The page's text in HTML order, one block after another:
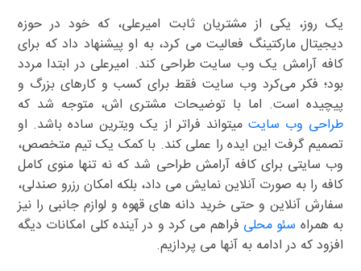
یک روز، یکی از مشتریان ثابت امیرعلی، که خود در حوزه
دیجیتال مارکتینگ فعالیت می کرد، به او پیشنهاد داد که برای
کافه آرامش یک وب سایت طراحی کند. امیرعلی در ابتدا مردد
بود؛ فکر می‌کرد وب سایت فقط برای کسب و کارهای بزرگ و
پیچیده است. اما با توضیحات مشتری اش، متوجه شد که
طراحی وب سایت میتواند فراتر از یک ویترین ساده باشد. او
تصمیم گرفت این ایده را عملی کند. با کمک یک تیم متخصص،
وب سایتی برای کافه آرامش طراحی شد که نه تنها منوی کامل
کافه را به صورت آنلاین نمایش می داد، بلکه امکان رزرو صندلی،
سفارش آنلاین و حتی خرید دانه های قهوه و لوازم جانبی را نیز
به همراه سئو محلی فراهم می کرد و در آینده کلی امکانات دیگه
افزود که در ادامه به آنها می پردازیم.